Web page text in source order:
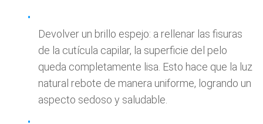
Devolver un brillo espejo: a rellenar las fisuras
de la cutícula capilar, la superficie del pelo
queda completamente lisa. Esto hace que la luz
natural rebote de manera uniforme, logrando un
aspecto sedoso y saludable.